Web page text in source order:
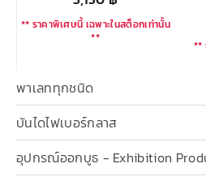
พาเลททุกชนิด
บันไดไฟเบอร์กลาส
อุปกรณ์ออกบูธ - Exhibition
** ราคาพิเศษนี้ เฉพาะในสต็อกเท่านั้น
**
**